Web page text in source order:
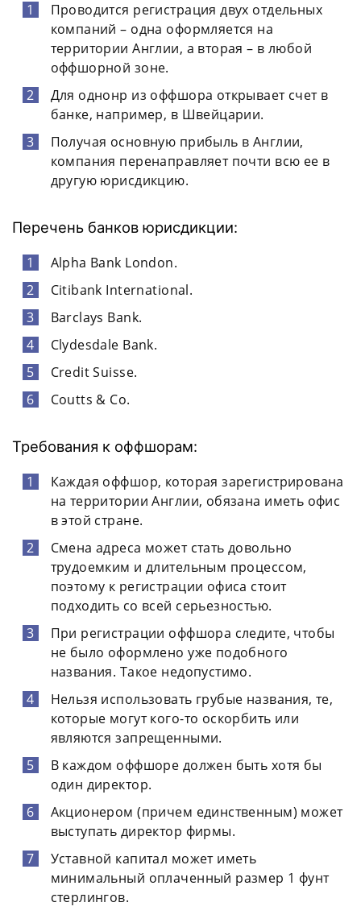
Проводится регистрация двух отдельных
компаний – одна оформляется на
территории Англии, а вторая – в любой
оффшорной зоне.
Для однонр из оффшора открывает счет в
банке, например, в Швейцарии.
Получая основную прибыль в Англии,
компания перенаправляет почти всю ее в
другую юрисдикцию.
Перечень банков юрисдикции:
Alpha Bank London.
Citibank International.
Barclays Bank.
Clydesdale Bank.
Credit Suisse.
Coutts & Co.
Требования к оффшорам:
Каждая оффшор, которая зарегистрирована
на территории Англии, обязана иметь офис
в этой стране.
Смена адреса может стать довольно
трудоемким и длительным процессом,
поэтому к регистрации офиса стоит
подходить со всей серьезностью.
При регистрации оффшора следите, чтобы
не было оформлено уже подобного
названия. Такое недопустимо.
Нельзя использовать грубые названия, те,
которые могут кого-то оскорбить или
являются запрещенными.
В каждом оффшоре должен быть хотя бы
один директор.
Акционером (причем единственным) может
выступать директор фирмы.
Уставной капитал может иметь
минимальный оплаченный размер 1 фунт
стерлингов.